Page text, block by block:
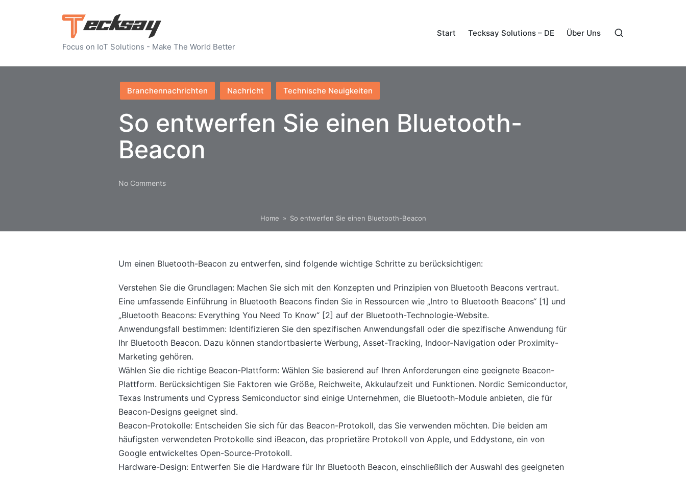
Focus on IoT Solutions - Make The World Better
Start Tecksay Solutions – DE Über Uns
Posted
in
Branchennachrichten Nachricht Technische Neuigkeiten
So entwerfen Sie einen Bluetooth-
Beacon
No Comments
Home » So entwerfen Sie einen Bluetooth-Beacon
Um einen Bluetooth-Beacon zu entwerfen, sind folgende wichtige Schritte zu berücksichtigen:
Verstehen Sie die Grundlagen: Machen Sie sich mit den Konzepten und Prinzipien von Bluetooth Beacons vertraut.
Eine umfassende Einführung in Bluetooth Beacons finden Sie in Ressourcen wie „Intro to Bluetooth Beacons“ [1] und
„Bluetooth Beacons: Everything You Need To Know“ [2] auf der Bluetooth-Technologie-Website.
Anwendungsfall bestimmen: Identifizieren Sie den spezifischen Anwendungsfall oder die spezifische Anwendung für
Ihr Bluetooth Beacon. Dazu können standortbasierte Werbung, Asset-Tracking, Indoor-Navigation oder Proximity-
Marketing gehören.
Wählen Sie die richtige Beacon-Plattform: Wählen Sie basierend auf Ihren Anforderungen eine geeignete Beacon-
Plattform. Berücksichtigen Sie Faktoren wie Größe, Reichweite, Akkulaufzeit und Funktionen. Nordic Semiconductor,
Texas Instruments und Cypress Semiconductor sind einige Unternehmen, die Bluetooth-Module anbieten, die für
Beacon-Designs geeignet sind.
Beacon-Protokolle: Entscheiden Sie sich für das Beacon-Protokoll, das Sie verwenden möchten. Die beiden am
häufigsten verwendeten Protokolle sind iBeacon, das proprietäre Protokoll von Apple, und Eddystone, ein von
Google entwickeltes Open-Source-Protokoll.
Hardware-Design: Entwerfen Sie die Hardware für Ihr Bluetooth Beacon, einschließlich der Auswahl des geeigneten